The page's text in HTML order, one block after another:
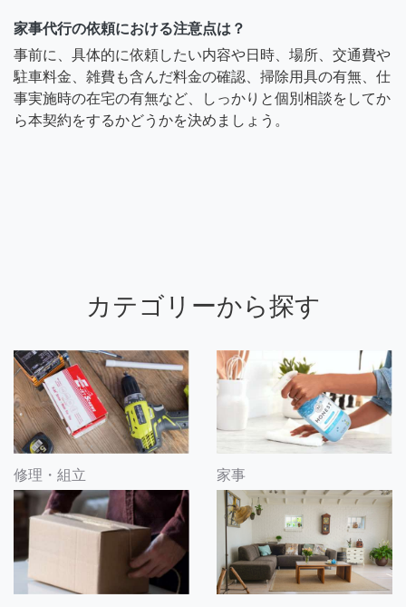
家事代行の依頼における注意点は？
事前に、具体的に依頼したい内容や日時、場所、交通費や
駐車料金、雑費も含んだ料金の確認、掃除用具の有無、仕
事実施時の在宅の有無など、しっかりと個別相談をしてか
ら本契約をするかどうかを決めましょう。
カテゴリーから探す
修理・組立 家事